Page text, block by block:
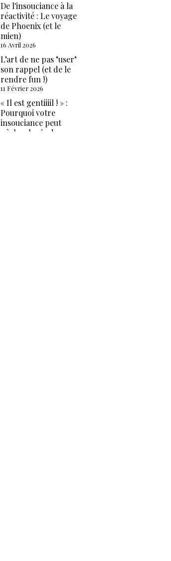
De l'insouciance à la
réactivité : Le voyage
de Phoenix (et le
mien)
16 Avril 2026
L’art de ne pas "user"
son rappel (et de le
rendre fun !)
11 Février 2026
« Il est gentiiiil ! » :
Pourquoi votre
insouciance peut
gâcher la vie des